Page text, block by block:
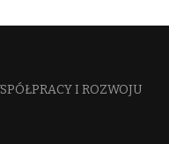
I ROZWOJU​